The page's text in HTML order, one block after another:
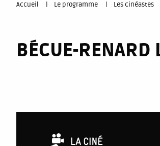
You
are
here
Accueil Le programme Les cinéastes
BÉCUE-RENARD